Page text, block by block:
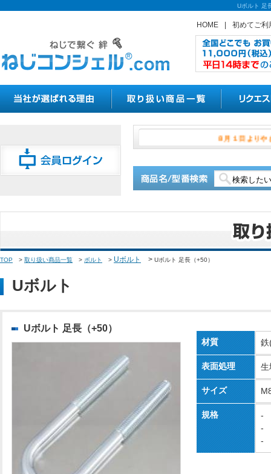
Uボルト 足
HOME 初めてご利
８月１
TOP > 取り扱い商品一覧 > ボルト > Uボルト > Uボルト 足長（+50）
Uボルト
Uボルト 足長（+50）
材質 鉄
表面処理 生
サイズ
規格
-
-
-